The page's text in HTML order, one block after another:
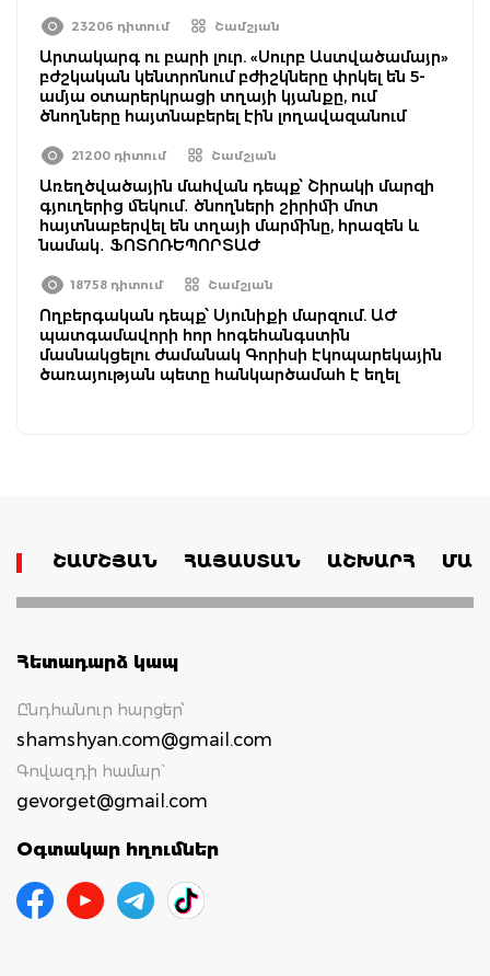
23206 դիտում Շամշյան
Արտակարգ ու բարի լուր. «Սուրբ Աստվածամայր»
բժշկական կենտրոնում բժիշկները փրկել են 5-
ամյա օտարերկրացի տղայի կյանքը, ում
ծնողները հայտնաբերել էին լողավազանում
21200 դիտում Շամշյան
Առեղծվածային մահվան դեպք՝ Շիրակի մարզի
գյուղերից մեկում․ ծնողների շիրիմի մոտ
հայտնաբերվել են տղայի մարմինը, հրազեն և
նամակ․ ՖՈՏՈՌԵՊՈՐՏԱԺ
18758 դիտում Շամշյան
Ողբերգական դեպք՝ Սյունիքի մարզում. ԱԺ
պատգամավորի հոր հոգեհանգստին
մասնակցելու ժամանակ Գորիսի էկոպարեկային
ծառայության պետը հանկարծամահ է եղել
ՇԱՄՇՅԱՆ ՀԱՅԱՍՏԱՆ ԱՇԽԱՐՀ
Հետադարձ կապ
Ընդհանուր հարցեր՝
shamshyan.com@gmail.com
Գովազդի համար`
gevorget@gmail.com
Օգտակար հղումներ